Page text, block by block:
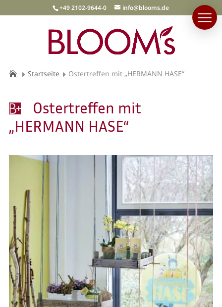
+49 2102-9644-0 info@blooms.de
Startseite Ostertreffen mit „HERMANN HASE“
Ostertreffen mit
„HERMANN HASE“